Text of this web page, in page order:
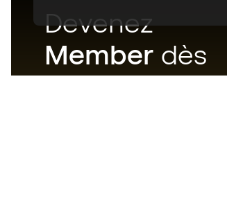
Devenez
Member dès
maintenant